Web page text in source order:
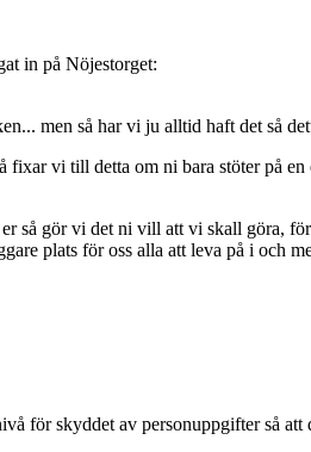
in på Nöjestorget:
men så har vi ju alltid haft det så
vi till detta om ni bara stöter på
så gör vi det ni vill att vi skall göra,
plats för oss alla att leva på i och
för skyddet av personuppgifter så